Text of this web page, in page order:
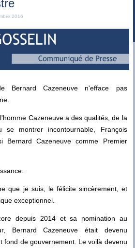
2016
Bernard Cazeneuve n'efface pas
Cazeneuve a des qualités, de la
montrer incontournable, François
Bernard Cazeneuve comme Premier
que je suis, le félicite sincèrement, et
exceptionnel.
depuis 2014 et sa nomination au
Bernard Cazeneuve était devenu
fond de gouvernement. Le voilà devenu